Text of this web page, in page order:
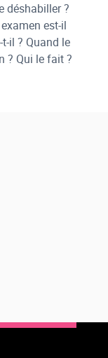
déshabiller ?
est-il
il ? Quand le
? Qui le fait ?